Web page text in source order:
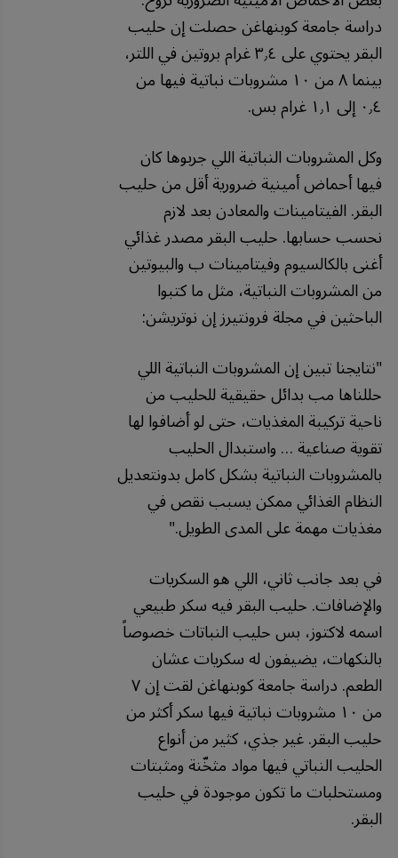
دراسة جامعة كوبنهاغن حصلت إن حليب
البقر يحتوي على ٣٫٤ غرام بروتين في اللتر،
بينما ٨ من ١٠ مشروبات نباتية فيها من
٠٫٤ إلى ١٫١ غرام بس.
وكل المشروبات النباتية اللي جربوها كان
فيها أحماض أمينية ضرورية أقل من حليب
البقر. الفيتامينات والمعادن بعد لازم
نحسب حسابها. حليب البقر مصدر غذائي
أغنى بالكالسيوم وفيتامينات ب والبيوتين
من المشروبات النباتية، مثل ما كتبوا
الباحثين في مجلة فرونتيرز إن نوتريشن:
"نتايجناتبينإنالمشروباتالنباتيةاللي
حللناهامببدائلحقيقيةللحليبمن
ناحيةتركيبةالمغذيات، حتىلوأضافوالها
تقويةصناعية…واستبدالالحليب
بالمشروباتالنباتيةبشكلكاملبدونتعديل
النظامالغذائيممكنيسببنقصفي
مغذياتمهمةعلىالمدىالطويل."
في بعد جانب ثاني، اللي هو السكريات
والإضافات. حليب البقر فيه سكر طبيعي
اسمه لاكتوز، بس حليب النباتات خصوصاً
بالنكهات، يضيفون له سكريات عشان
الطعم. دراسة جامعة كوبنهاغن لقت إن ٧
من ١٠ مشروبات نباتية فيها سكر أكثر من
حليب البقر. غير جذي، كثير من أنواع
الحليب النباتي فيها مواد مثخّنة ومثبتات
ومستحلبات ما تكون موجودة في حليب
البقر.